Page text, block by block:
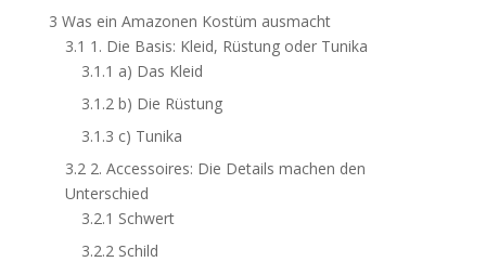
3 Was ein Amazonen Kostüm ausmacht
3.1 1. Die Basis: Kleid, Rüstung oder Tunika
3.1.1 a) Das Kleid
3.1.2b) Die Rüstung
3.1.3 c) Tunika
3.22. Accessoires: Die Details machen den
Unterschied
3.2.1 Schwert
3.2.2Schild